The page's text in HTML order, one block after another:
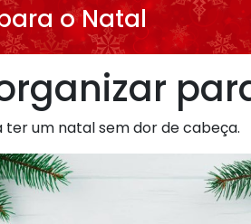
o Natal
ter um natal sem dor de cabeça.